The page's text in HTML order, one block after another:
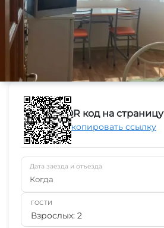
QR код на страницу
Скопировать ссылку
Дата заезда и отъезда
Когда
ГОСТИ
Взрослых: 2